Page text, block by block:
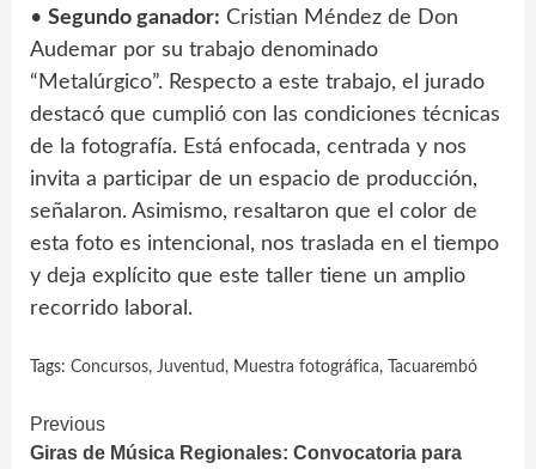
• Segundo ganador: Cristian Méndez de Don
Audemar por su trabajo denominado
“Metalúrgico”. Respecto a este trabajo, el jurado
destacó que cumplió con las condiciones técnicas
de la fotografía. Está enfocada, centrada y nos
invita a participar de un espacio de producción,
señalaron. Asimismo, resaltaron que el color de
esta foto es intencional, nos traslada en el tiempo
y deja explícito que este taller tiene un amplio
recorrido laboral.
Tags: Concursos, Juventud , Muestra fotográfica, Tacuarembó
Continue
Previous
Giras de Música Regionales: Convocatoria para